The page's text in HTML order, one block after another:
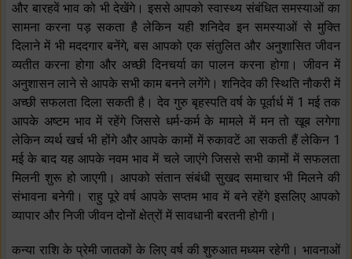
और बारहवें भाव को भी देखेंगे। इससे आपको स्वास्थ्य संबंधित समस्याओं का
सामना करना पड़ सकता है लेकिन यही शनिदेव इन समस्याओं से मुक्ति
दिलाने में भी मददगार बनेंगे, बस आपको एक संतुलित और अनुशासित जीवन
व्यतीत करना होगा और अच्छी दिनचर्या का पालन करना होगा। जीवन में
अनुशासन लाने से आपके सभी काम बनने लगेंगे। शनिदेव की स्थिति नौकरी में
अच्छी सफलता दिला सकती है। देव गुरु बृहस्पति वर्ष के पूर्वार्ध में 1 मई तक
आपके अष्टम भाव में रहेंगे जिससे धर्म-कर्म के मामले में मन तो खूब लगेगा
लेकिन व्यर्थ खर्च भी होंगे और आपके कामों में रुकावटें आ सकती हैं लेकिन 1
मई के बाद यह आपके नवम भाव में चले जाएंगे जिससे सभी कामों में सफलता
मिलनी शुरू हो जाएगी। आपको संतान संबंधी सुखद समाचार भी मिलने की
संभावना बनेगी। राहु पूरे वर्ष आपके सप्तम भाव में बने रहेंगे इसलिए आपको
व्यापार और निजी जीवन दोनों क्षेत्रों में सावधानी बरतनी होगी।
कन्या राशि के प्रेमी जातकों के लिए वर्ष की शुरुआत मध्यम रहेगी। भावनाओं